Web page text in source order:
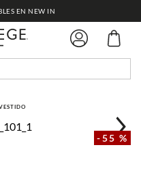
EN NEW IN
-55 %